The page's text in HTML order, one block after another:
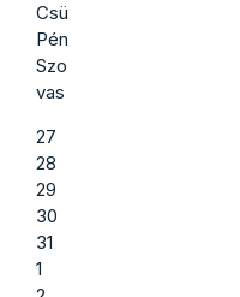
Csü
Pén
Szo
vas
27
28
29
30
31
1